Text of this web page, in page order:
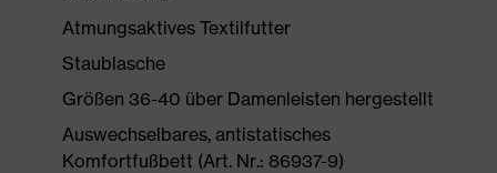
Atmungsaktives Textilfutter
Staublasche
Größen 36-40 über Damenleisten hergestellt
Auswechselbares, antistatisches
Komfortfußbett (Art. Nr.: 86937-9)